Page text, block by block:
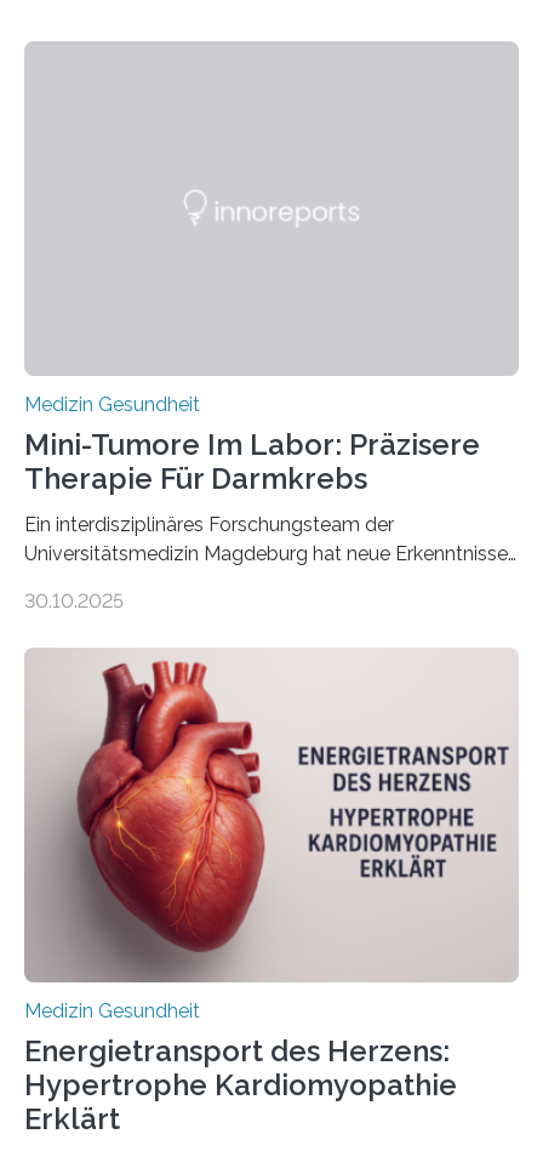
Medizin Gesundheit
Mini-Tumore Im Labor: Präzisere
Therapie Für Darmkrebs
Ein interdisziplinäres Forschungsteam der
Universitätsmedizin Magdeburg hat neue Erkenntnisse
behandelt werden kann. In ihrer aktuellen Studie,
Oncology, zeigen die Forschenden, dass Mini-Tumore
aus Gewebe von Patientinnen und Patienten –
sogenannte Organoide – genutzt werden können, um
vorab zu prüfen, welche Medikamente am besten
wirken. Dabei wurde ein Eiweiß identifiziert, das künftig
als Biomarker für die Wahl der passenden Therapie
dienen könnte. Darmkrebs zählt weltweit zu den
häufigsten Krebsarten und stellt…
30.10.2025
Medizin Gesundheit
Energietransport des Herzens:
Hypertrophe Kardiomyopathie
Erklärt